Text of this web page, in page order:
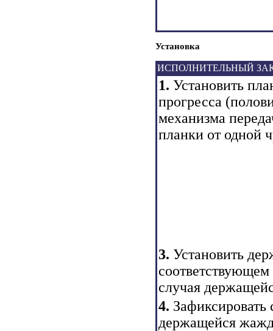
Установка
ИСПОЛНИТЕЛЬНЫЙ
1. Установить
прогресса
механизма
планки от одной
3. Установить
случая
4.
держащейся